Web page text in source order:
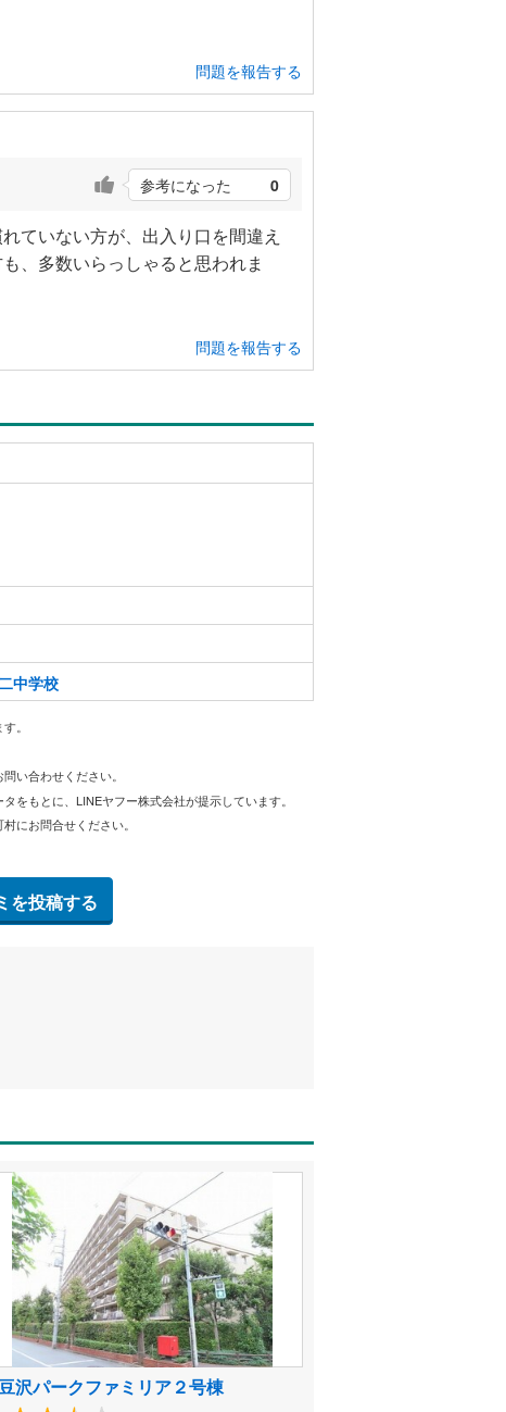
問題を報告する
参考になった 0
ていない方が、出入り口を間違え
、多数いらっしゃると思われま
問題を報告する
中学校
。
い合わせください。
をもとに、LINEヤフー株式会社が提示しています。
にお問合せください。
を投稿する
沢パークファミリア２号棟